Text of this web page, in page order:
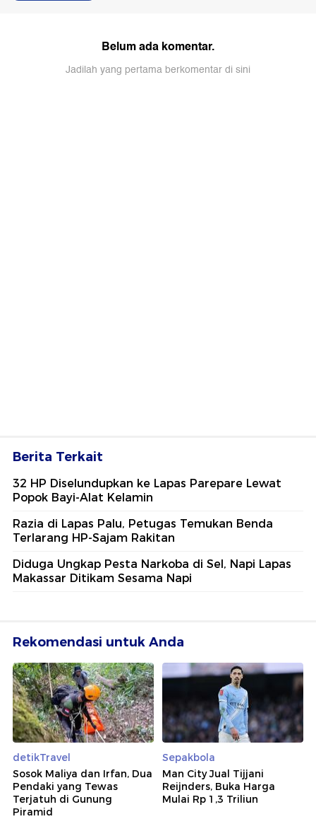
Belum ada komentar.
Jadilah yang pertama berkomentar di sini
Berita Terkait
32 HP Diselundupkan ke Lapas Parepare Lewat
Popok Bayi-Alat Kelamin
Razia di Lapas Palu, Petugas Temukan Benda
Terlarang HP-Sajam Rakitan
Diduga Ungkap Pesta Narkoba di Sel, Napi Lapas
Makassar Ditikam Sesama Napi
Rekomendasi untuk Anda
detikTravel
Sosok Maliya dan Irfan, Dua
Pendaki yang Tewas
Terjatuh di Gunung
Piramid
Sepakbola
Man City Jual Tijjani
Reijnders, Buka Harga
Mulai Rp 1,3 Triliun